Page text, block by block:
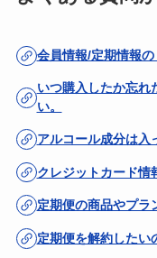
会員情報/定期情報
いつ購入したか忘れ
い。
アルコール成分は入
クレジットカード情
定期便の商品やプラ
定期便を解約した